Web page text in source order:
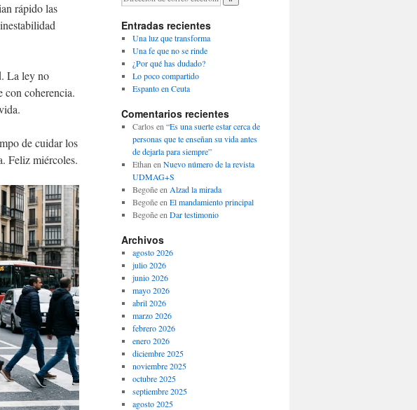
rápido las
La ley no
con coherencia.
de cuidar los
Feliz miércoles.
Entradas recientes
Una luz que transforma
Una fe que no se rinde
¿Por qué has dudado?
Lo poco compartido
Espanto en Ceuta
Comentarios recientes
Carlos en “Es una suerte estar cerca de
personas que te enseñan su vida antes
de dejarla para siempre”
Ethan en Nuevo número de la revista
UDMAG+S
Begoñeen Alzad la mirada
Begoñeen El mandamiento principal
Begoñeen Dar testimonio
Archivos
agosto 2026
julio 2026
junio 2026
mayo 2026
abril 2026
marzo 2026
febrero 2026
enero 2026
diciembre 2025
noviembre 2025
octubre 2025
septiembre 2025
agosto 2025